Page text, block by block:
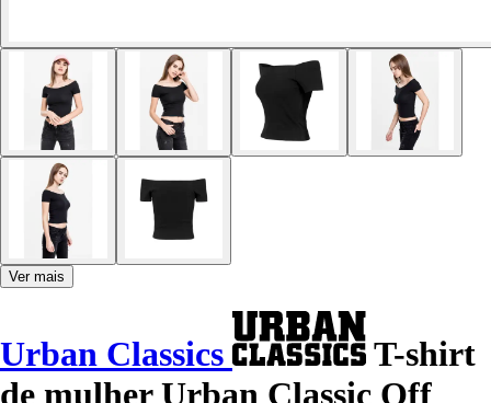
Ver mais
Urban Classics
T-shirt
de mulher Urban Classic Off